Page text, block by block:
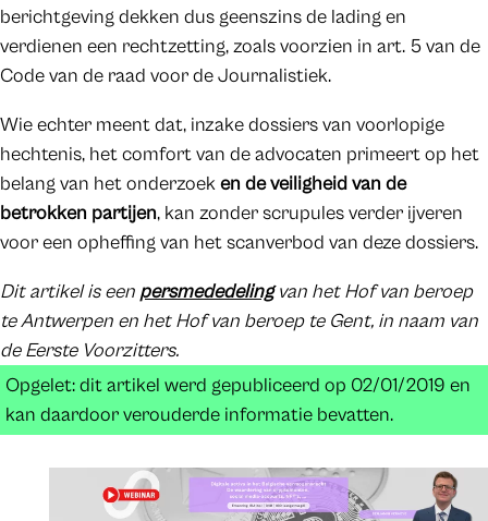
berichtgeving dekken dus geenszins de lading en
verdienen een rechtzetting, zoals voorzien in art. 5 van de
Code van de raad voor de Journalistiek.
Wie echter meent dat, inzake dossiers van voorlopige
hechtenis, het comfort van de advocaten primeert op het
belang van het onderzoeken de veiligheid van de
betrokken partijen, kan zonder scrupules verder ijveren
voor een opheffing van het scanverbod van deze dossiers.
Dit artikel is een persmededelingvan het Hof van beroep
te Antwerpen en het Hof van beroep te Gent, in naam van
de Eerste Voorzitters.
Opgelet: dit artikel werd gepubliceerd op 02/01/2019 en
kan daardoor verouderde informatie bevatten.